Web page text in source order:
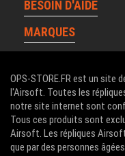
BESOIN D'AIDE
MARQUES
OPS-STORE.FR est un site
l'Airsoft. Toutes les
notre site internet sont
Tous ces produits sont
Airsoft. Les répliques
que par des personnes